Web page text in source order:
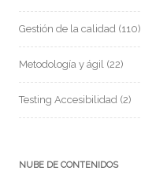
Gestión de la calidad (110)
Metodología y ágil (22)
Testing Accesibilidad (2)
NUBE DE CONTENIDOS